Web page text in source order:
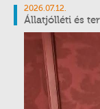
2026.07.12.
Állatjólléti és